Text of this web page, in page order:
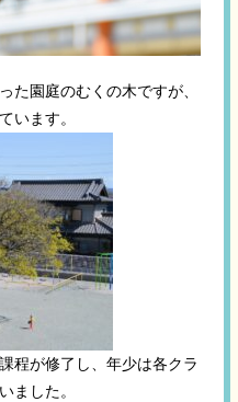
た園庭のむくの木ですが、
います。
程が修了し、年少は各クラ
ました。